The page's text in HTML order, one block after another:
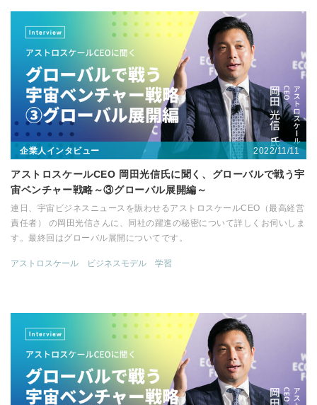
企業人インタビュー 2022/11/11
アストロスケールCEO 岡田光信氏に聞く、グローバルで戦う宇
宙ベンチャー戦略～③グローバル展開編～
連日、宇宙ビジネスニュースを賑わせるアストロスケールCEO（最高経営
責任者） の岡田光信さんに、同社の躍進の秘密について詳しくお伺いしま
す。最終回はグローバル展開についてです。
アストロスケール ビジネスモデル 学習